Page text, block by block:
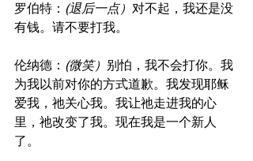
罗伯特： (退后一点） 对不起，我还是没
有钱。请不要打我。
伦纳德： (微笑） 别怕，我不会打你。我
为我以前对你的方式道歉。我发现耶稣
爱我，祂关心我。我让祂走进我的心
里，祂改变了我。现在我是一个新人
了。